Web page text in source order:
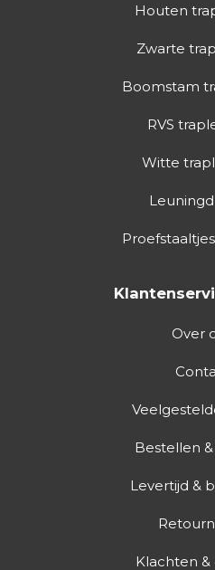
Houten
Zwarte
Boomstam
RVS
Witte
Over
Bestellen
Levertijd &
Klachten &